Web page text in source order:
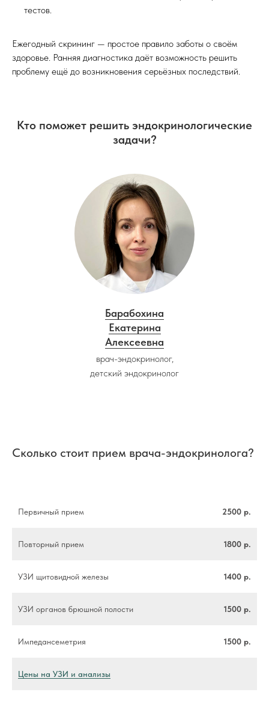
тестов.
Ежегодный скрининг — простое правило заботы о своём
здоровье. Ранняя диагностика даёт возможность решить
проблему ещё до возникновения серьёзных последствий.
Кто поможет решить эндокринологические
задачи?
Барабохина
Екатерина
Алексеевна
врач-эндокринолог,
детский эндокринолог
Сколько стоит прием врача-эндокринолога?
Первичный прием 2500 р.
Повторный прием 1800 р.
УЗИ щитовидной железы 1400 р.
УЗИ органов брюшной полости 1500 р.
Импедансеметрия 1500 р.
Цены на УЗИ и анализы
ООО «Ультра-Вита»
ОГРН 1053701050810
28.02.2014
Министерство здравоохранения
Российской Федерации
Федеральная служба по надзору
Федеральная служба по надзору в
сфере защиты прав потребителей
Политика обработки персональных данных
Согласие на обработку персональных данных
СЕРТИФИКАТЫ